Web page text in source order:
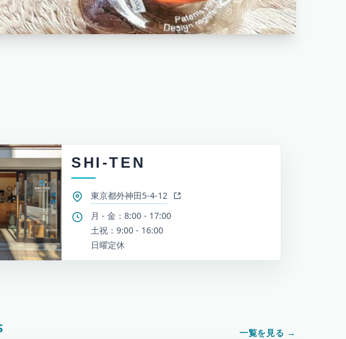
SHI-TEN
東京都外神田5-4-12
月 - 金：8:00 - 17:00
土祝：9:00 - 16:00
日曜定休
一覧を見る →